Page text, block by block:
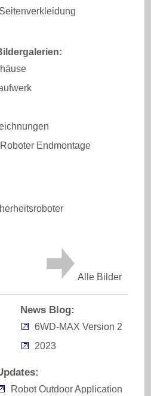
Endmontage
Alle Bilder
News Blog:
6WD-MAX Version 2
2023
Robot Outdoor Application